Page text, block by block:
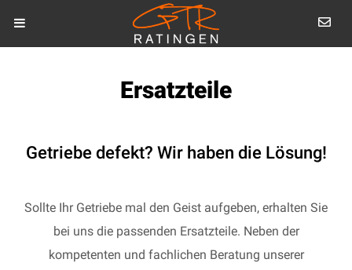
Ersatzteile
Getriebe defekt? Wir haben die Lösung!
Sollte Ihr Getriebe mal den Geist aufgeben, erhalten Sie
bei uns die passenden Ersatzteile. Neben der
kompetenten und fachlichen Beratung unserer